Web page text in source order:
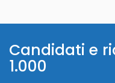
Candidati e
1.000